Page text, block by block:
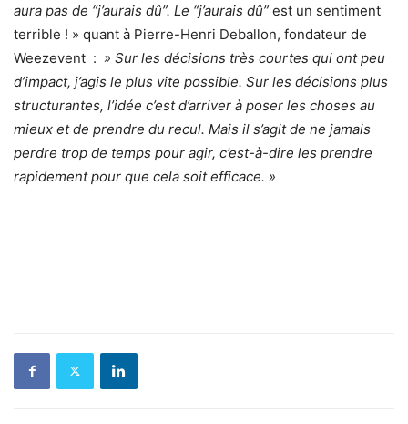
aura pas de “j’aurais dû”. Le “j’aurais dû” est un sentiment
terrible ! » quant à Pierre-Henri Deballon, fondateur de
Weezevent : » Sur les décisions très courtes qui ont peu
d’impact, j’agis le plus vite possible. Sur les décisions plus
structurantes, l’idée c’est d’arriver à poser les choses au
mieux et de prendre du recul. Mais il s’agit de ne jamais
perdre trop de temps pour agir, c’est-à-dire les prendre
rapidement pour que cela soit efficace. »